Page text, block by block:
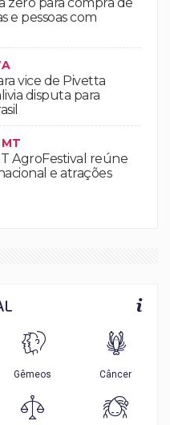
e pessoas com
vice de Pivetta
disputa para
AgroFestival reúne
e atrações